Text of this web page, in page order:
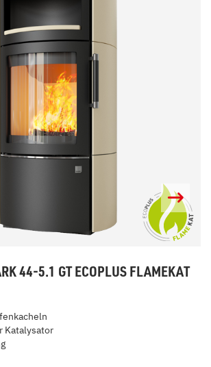
44-5.1 GT ECOPLUS FLAMEKAT
Katalysator